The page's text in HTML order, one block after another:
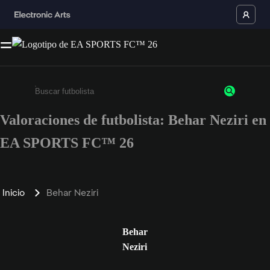
Escribe un mínimo de 3 caracteres o números.
Valoraciones de futbolista: Behar Neziri en
EA SPORTS FC™ 26
Inicio Behar Neziri
Behar
Neziri